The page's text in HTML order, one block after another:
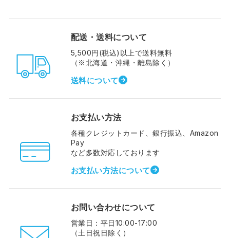
配送・送料について
5,500円(税込)以上で送料無料
（※北海道・沖縄・離島除く）
送料について
お支払い方法
各種クレジットカード、銀行振込、Amazon
Pay
など多数対応しております
お支払い方法について
お問い合わせについて
営業日：平日10:00-17:00
（土日祝日除く）